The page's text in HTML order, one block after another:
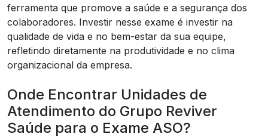
ferramenta que promove a saúde e a segurança dos
colaboradores. Investir nesse exame é investir na
qualidade de vida e no bem-estar da sua equipe,
refletindo diretamente na produtividade e no clima
organizacional da empresa.
Onde Encontrar Unidades de
Atendimento do Grupo Reviver
Saúde para o Exame ASO?